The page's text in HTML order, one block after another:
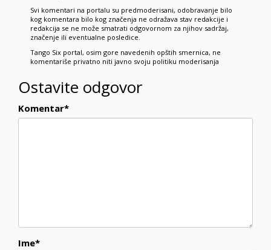
Svi komentari na portalu su predmoderisani, odobravanje bilo
kog komentara bilo kog značenja ne odražava stav redakcije i
redakcija se ne može smatrati odgovornom za njihov sadržaj,
značenje ili eventualne posledice.
Tango Six portal, osim gore navedenih opštih smernica, ne
komentariše privatno niti javno svoju politiku moderisanja
Ostavite odgovor
Komentar*
Ime*